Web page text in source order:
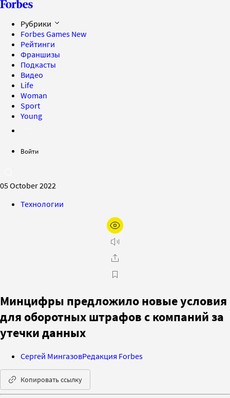
Рубрики
Forbes Games New
Рейтинги
Франшизы
Подкасты
Видео
Life
Woman
Sport
Young
Войти
05 October 2022
Технологии
Минцифры предложило новые условия
для оборотных штрафов с компаний за
утечки данных
Сергей МингазовРедакция Forbes
Копировать ссылку